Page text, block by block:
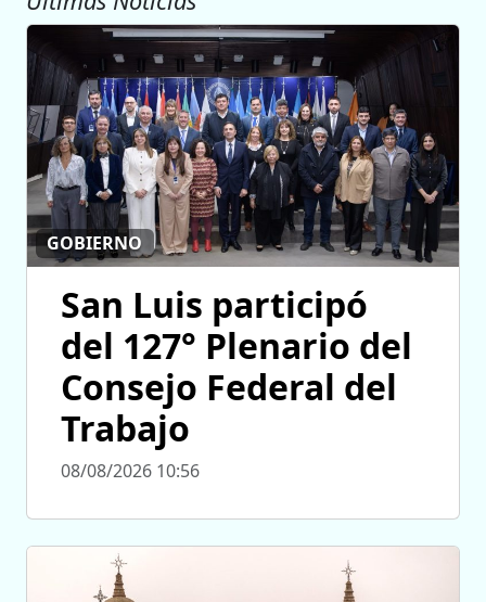
GOBIERNO
San Luis participó
del 127° Plenario del
Consejo Federal del
Trabajo
08/08/2026 10:56